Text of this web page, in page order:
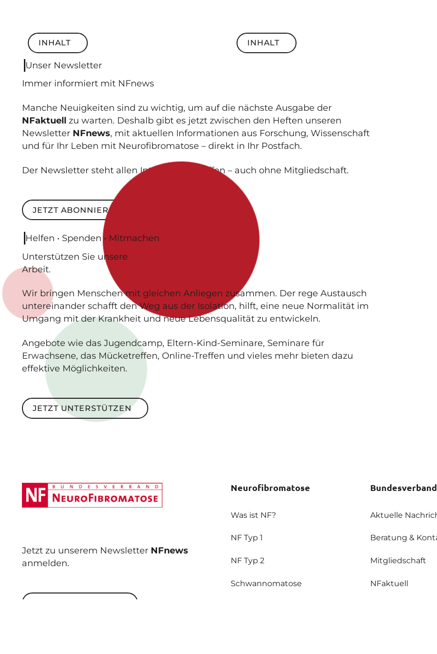
Inhalt
INHALT
Inhalt
INHALT
Unser Newsletter
Immer informiert mit NFnews
Manche Neuigkeiten sind zu wichtig, um auf die nächste Ausgabe der
NFaktuell zu warten. Deshalb gibt es jetzt zwischen den Heften unseren
Newsletter NFnews, mit aktuellen Informationen aus Forschung, Wissenschaft
und für Ihr Leben mit Neurofibromatose – direkt in Ihr Postfach.
Der Newsletter steht allen Interessierten offen – auch ohne Mitgliedschaft.
Jetzt abonnieren
JETZT ABONNIEREN
Helfen • Spenden • Mitmachen
Unterstützen Sie unsere
Arbeit.
Wir bringen Menschen mit gleichen Anliegen zusammen. Der rege Austausch
untereinander schafft den Weg aus der Isolation, hilft, eine neue Normalität im
Umgang mit der Krankheit und neue Lebensqualität zu entwickeln.
Angebote wie das Jugendcamp, Eltern-Kind-Seminare, Seminare für
Erwachsene, das Mücketreffen, Online-Treffen und vieles mehr bieten dazu
effektive Möglichkeiten.
Jetzt unterstützen
JETZT UNTERSTÜTZEN
Jetzt zu unserem Newsletter NFnews
anmelden.
Neurofibromatose
Was ist NF?
NF Typ 1
NF Typ 2
Schwannomatose
Bundesverband
Aktuelle
Beratung &
Mitgliedschaft
NFaktuell